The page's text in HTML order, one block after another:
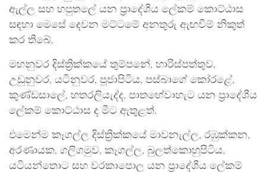
ඇල්ල සහ හපුතලේ යන ප්‍රාදේශීය ලේකම් කොට්ඨාස
සඳහා මෙසේ දෙවන මට්ටමේ අනතුරු ඇඟවීම් නිකුත්
කර තිබේ.
මහනුවර දිස්ත්‍රික්කයේ තුම්පනේ, හාරිස්පත්තුව,
උඩුනුවර, යටිනුවර, පූජාපිටිය, පස්බාගේ කෝරළේ,
කුණ්ඩසාලේ, හතරලියැද්ද, පාතහේවාහැට යන ප්‍රාදේශීය
ලේකම් කොට්ඨාස ද මීට ඇතුළත්.
එමෙන්ම කෑගල්ල දිස්ත්‍රික්කයේ මාවනැල්ල, රඹුක්කන,
අරණායක, ගලිගමුව, කෑගල්ල, බුලත්කොහුපිටිය,
යටියන්තොට සහ වරකාපොල යන ප්‍රාදේශීය ලේකම්